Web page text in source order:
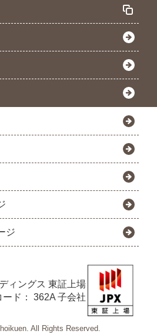
ジ
ィングス 東証上場
ード： 362A 子会社
All Rights Reserved.